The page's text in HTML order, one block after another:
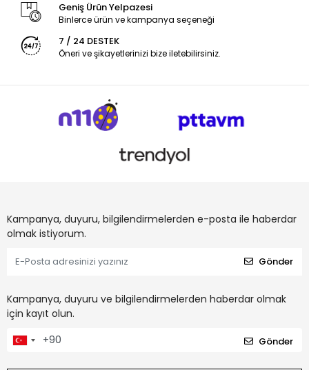
Geniş Ürün Yelpazesi
Binlerce ürün ve kampanya seçeneği
7 / 24 DESTEK
Öneri ve şikayetlerinizi bize iletebilirsiniz.
Kampanya, duyuru, bilgilendirmelerden e-posta ile haberdar
olmak istiyorum.
Gönder
Kampanya, duyuru ve bilgilendirmelerden haberdar olmak
için kayıt olun.
Gönder